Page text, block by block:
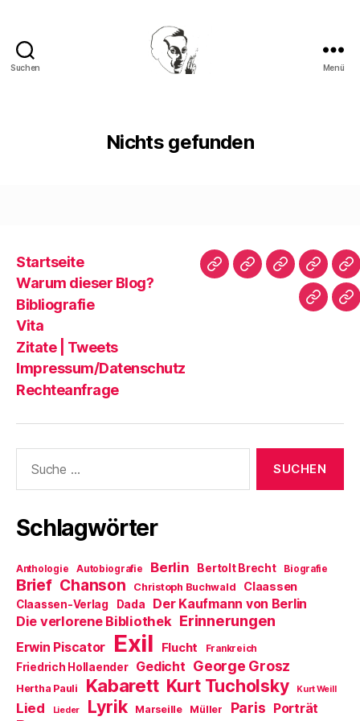
Suchen Menü
Nichts gefunden
Startseite
Warum dieser Blog?
Bibliografie
Vita
Zitate | Tweets
Impressum/Datenschutz
Rechteanfrage
Startseite
WarumBibliografie
Vita
|
nach:
Schlagwörter
Anthologie Autobiografie Berlin Bertolt Brecht Biografie
Brief Chanson Christoph Buchwald Claassen
Claassen-Verlag Dada Der Kaufmann von Berlin
Die verlorene Bibliothek Erinnerungen
Erwin Piscator Exil Flucht Frankreich
Friedrich Hollaender Gedicht George Grosz
Hertha Pauli Kabarett Kurt Tucholsky Kurt Weill
Lied Lieder Lyrik Marseille Müller Paris Porträt